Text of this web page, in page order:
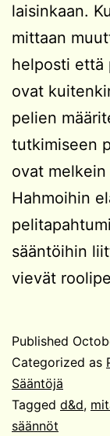
laisinkaan.
mittaan
helposti että
ovat
pelien
tutkimiseen
ovat
Hahmoihin
sääntöihin
vievät
Published
Categorized as
Sääntöjä
Tagged d&d,
säännöt